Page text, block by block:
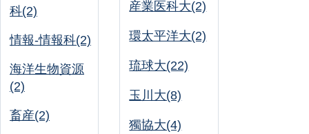
科(2)
情報-情報科(2)
海洋生物資源
(2)
畜産(2)
産業医科大(2)
環太平洋大(2)
琉球大(22)
玉川大(8)
獨協大(4)